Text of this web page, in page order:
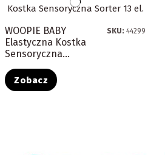
WOOPIE BABY
Elastyczna Kostka
Sensoryczna...
SKU:44299
Zobacz